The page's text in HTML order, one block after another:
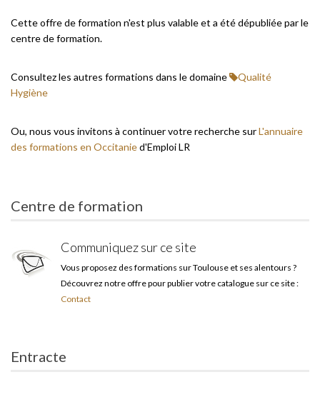
Cette offre de formation n'est plus valable et a été dépubliée par le
centre de formation.
Consultez les autres formations dans le domaine
Qualité
Hygiène
Ou, nous vous invitons à continuer votre recherche surL'annuaire
des formations en Occitanied'Emploi LR
Centre de formation
Communiquez sur ce site
Vous proposez des formations sur Toulouse et ses alentours ?
Découvrez notre offre pour publier votre catalogue sur ce site :
Contact
Entracte